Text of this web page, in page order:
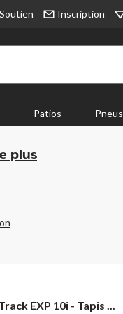
Soutien Inscription
Patios Pneus
plus
EXP 10i - Tapis ...